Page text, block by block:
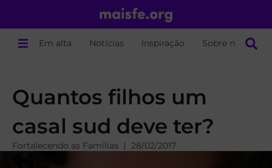
Em alta Notícias Inspiração Sobre nós
Quantos filhos um
casal sud deve ter?
Fortalecendo as Famílias 28/02/2017